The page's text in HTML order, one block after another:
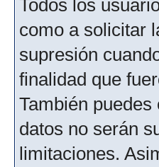
Todos los
como a solicitar
supresión
finalidad que
También
datos no serán
limitaciones.